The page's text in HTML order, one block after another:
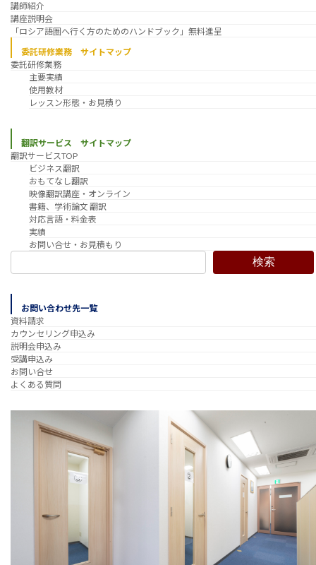
講師紹介
講座説明会
「ロシア語圏へ行く方のためのハンドブック」無料進呈
委託研修業務 サイトマップ
委託研修業務
主要実績
使用教材
レッスン形態・お見積り
翻訳サービス サイトマップ
翻訳サービスTOP
ビジネス翻訳
おもてなし翻訳
映像翻訳講座・オンライン
書籍、学術論文 翻訳
対応言語・料金表
実績
お問い合せ・お見積もり
検索
お問い合わせ先一覧
資料請求
カウンセリング申込み
説明会申込み
受講申込み
お問い合せ
よくある質問